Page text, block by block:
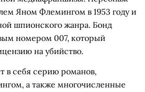
Яном Флемингом в 1953 году и
шпионского жанра. Бонд
номером 007, который
на убийство.
в себя серию романов,
а также многочисленные